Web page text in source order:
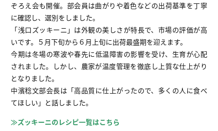
ぞろえ会も開催。部会員は曲がりや着色などの出荷基準を丁寧
に確認し、選別をしました。
「浅口ズッキーニ」は外観の美しさが特長で、市場の評価が高
いです。５月下旬から６月上旬に出荷最盛期を迎えます。
今期は冬場の寒波や春先に低温障害の影響を受け、生育が心配
されました。しかし、農家が温度管理を徹底し上質な仕上がり
となりました。
中濱稔文部会長は「高品質に仕上がったので、多くの人に食べ
てほしい」と話しました。
≫ズッキーニのレシピ一覧はこちら